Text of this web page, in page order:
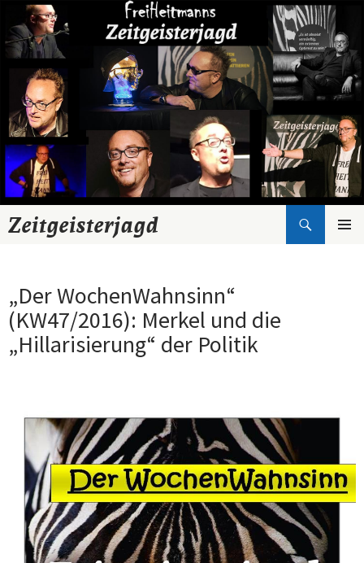
Zeitgeisterjagd
Suchen
Zum
„Der WochenWahnsinn“
(KW47/2016): Merkel und die
„Hillarisierung“ der Politik